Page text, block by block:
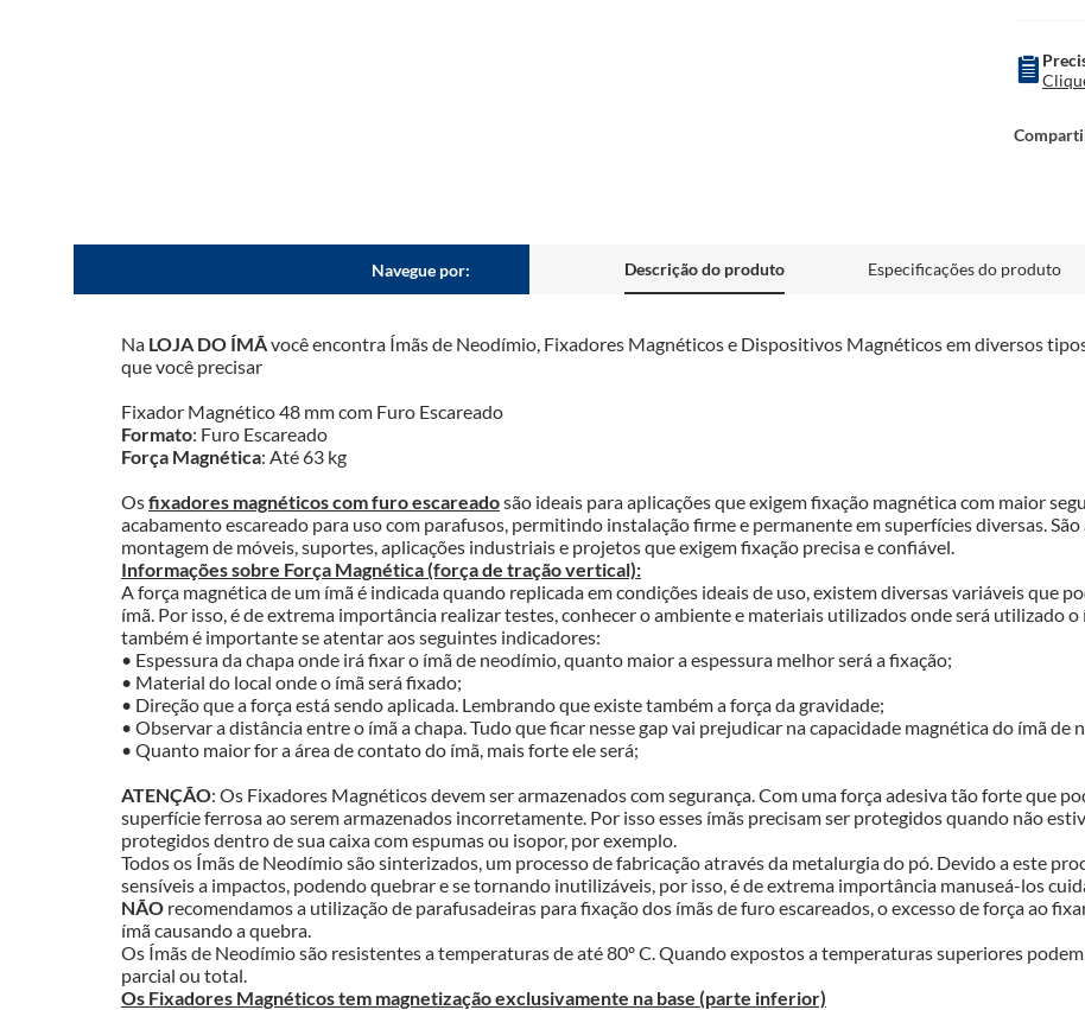
Navegue por: Descrição do produto Especificações do produto
Na LOJA DO ÍMÃ você encontra Ímãs de Neodímio, Fixadores Magnéticos e Dispositivos Magnéticos em diversos
que você precisar
Fixador Magnético 48 mm com Furo Escareado
Formato: Furo Escareado
Força Magnética: Até 63 kg
Os fixadores magnéticos com furo escareado são ideais para aplicações que exigem fixação magnética com maior
acabamento escareado para uso com parafusos, permitindo instalação firme e permanente em superfícies diversas.
montagem de móveis, suportes, aplicações industriais e projetos que exigem fixação precisa e confiável.
Informações sobre Força Magnética (força de tração vertical):
A força magnética de um ímã é indicada quando replicada em condições ideais de uso, existem diversas variáveis que
ímã. Por isso, é de extrema importância realizar testes, conhecer o ambiente e materiais utilizados onde será utilizado o
também é importante se atentar aos seguintes indicadores:
• Espessura da chapa onde irá fixar o ímã de neodímio, quanto maior a espessura melhor será a fixação;
• Material do local onde o ímã será fixado;
• Direção que a força está sendo aplicada. Lembrando que existe também a força da gravidade;
• Observar a distância entre o ímã a chapa. Tudo que ficar nesse gap vai prejudicar na capacidade magnética do ímã de
• Quanto maior for a área de contato do ímã, mais forte ele será;
ATENÇÃO: Os Fixadores Magnéticos devem ser armazenados com segurança. Com uma força adesiva tão forte que
superfície ferrosa ao serem armazenados incorretamente. Por isso esses ímãs precisam ser protegidos quando não
protegidos dentro de sua caixa com espumas ou isopor, por exemplo.
Todos os Ímãs de Neodímio são sinterizados, um processo de fabricação através da metalurgia do pó. Devido a este
sensíveis a impactos, podendo quebrar e se tornando inutilizáveis, por isso, é de extrema importância manuseá-los
NÃO recomendamos a utilização de parafusadeiras para fixação dos ímãs de furo escareados, o excesso de força ao
ímã causando a quebra.
Os Ímãs de Neodímio são resistentes a temperaturas de até 80º C. Quando expostos a temperaturas superiores
parcial ou total.
Os Fixadores Magnéticos tem magnetização exclusivamente na base (parte inferior)